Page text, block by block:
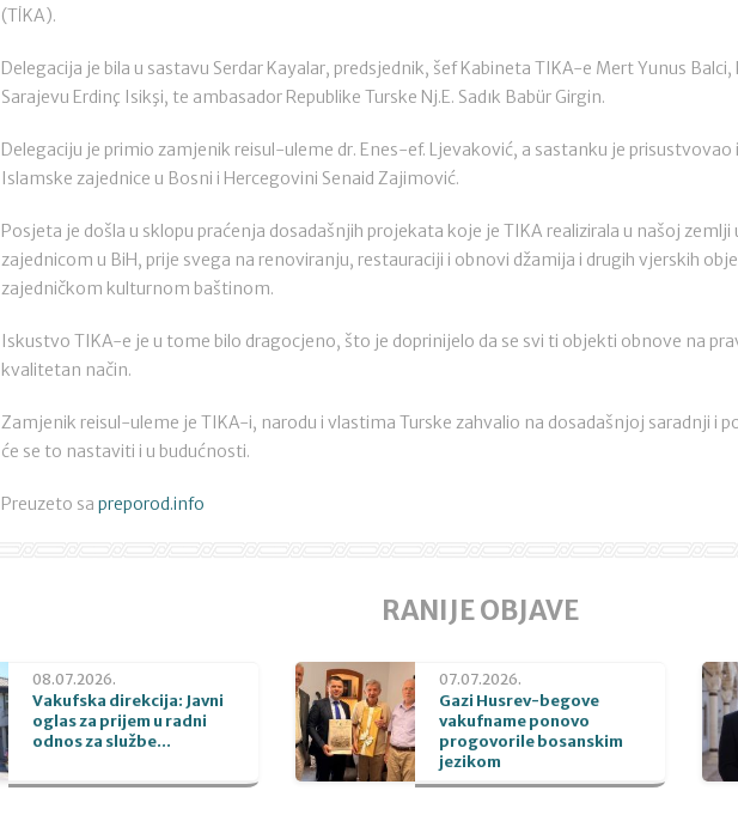
(TİKA).
Delegacija je bila u sastavu Serdar Kayalar, predsjednik, šef Kabineta TIKA-e Mert Yunus
Sarajevu Erdinç Isikşi, te ambasador Republike Turske Nj.E. Sadık Babür Girgin.
Delegaciju je primio zamjenik reisul-uleme dr. Enes-ef. Ljevaković, a sastanku je
Islamske zajednice u Bosni i Hercegovini Senaid Zajimović.
Posjeta je došla u sklopu praćenja dosadašnjih projekata koje je TIKA realizirala u našoj
zajednicom u BiH, prije svega na renoviranju, restauraciji i obnovi džamija i drugih vjerskih
zajedničkom kulturnom baštinom.
Iskustvo TIKA-e je u tome bilo dragocjeno, što je doprinijelo da se svi ti objekti obnove na
kvalitetan način.
Zamjenik reisul-uleme je TIKA-i, narodu i vlastima Turske zahvalio na dosadašnjoj saradnji i
će se to nastaviti i u budućnosti.
Preuzeto sa preporod.info
RANIJE OBJAVE
08.07.2026.
Vakufska direkcija: Javni
oglas za prijem u radni
odnos za službe...
07.07.2026.
Gazi Husrev-begove
vakufname ponovo
progovorile bosanskim
jezikom